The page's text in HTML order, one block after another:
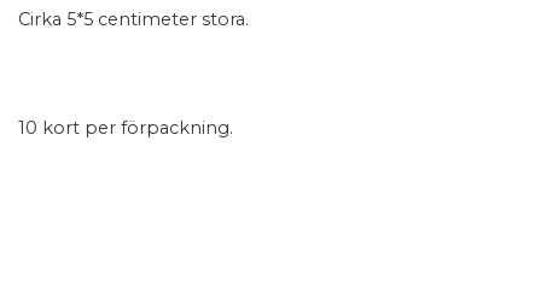
Cirka 5*5 centimeter stora.
10 kort per förpackning.